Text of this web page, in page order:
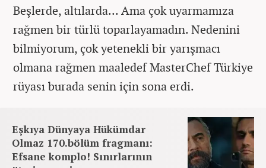
Beşlerde, altılarda... Ama çok uyarmamıza
rağmen bir türlü toparlayamadın. Nedenini
bilmiyorum, çok yetenekli bir yarışmacı
olmana rağmen maaledef MasterChef Türkiye
rüyası burada senin için sona erdi.
Eşkıya Dünyaya Hükümdar
Olmaz 170.bölüm fragmanı:
Efsane komplo! Sınırlarının